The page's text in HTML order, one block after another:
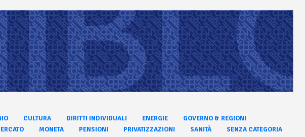
CULTURA DIRITTI INDIVIDUALI ENERGIE
GOVERNO & REGIONI
MONETA PENSIONI PRIVATIZZAZIONI SANITÀ
SENZA CATEGORIA